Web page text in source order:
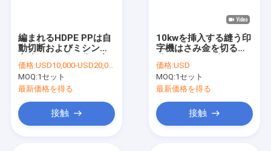
編まれるHDPE PPは自
動切断およびミシンの
れる
価格:USD10,000-USD20,000 /set
MOQ:1セット
最新価格を得る
接触
10kwを挿入する縫う印
字機はさみ金を切る自
袋
価格:USD
MOQ:1セット
最新価格を得る
接触